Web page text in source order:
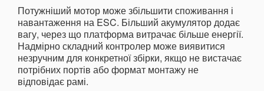
Потужніший мотор може збільшити споживання і
навантаження на ESC. Більший акумулятор додає
вагу, через що платформа витрачає більше енергії.
Надмірно складний контролер може виявитися
незручним для конкретної збірки, якщо не вистачає
потрібних портів або формат монтажу не
відповідає рамі.